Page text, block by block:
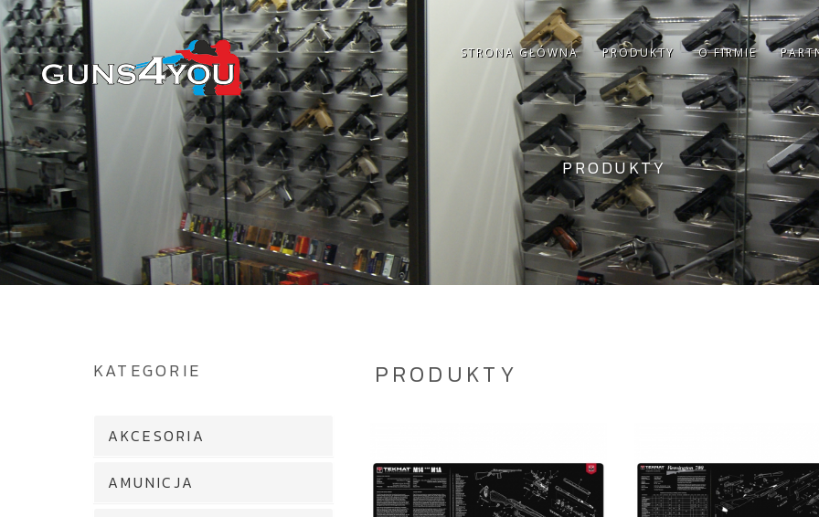
STRONA GŁÓWNA PRODUKTY O FIRMIE
PRODUKTY
KATEGORIE
AKCESORIA
AMUNICJA
PRODUKTY